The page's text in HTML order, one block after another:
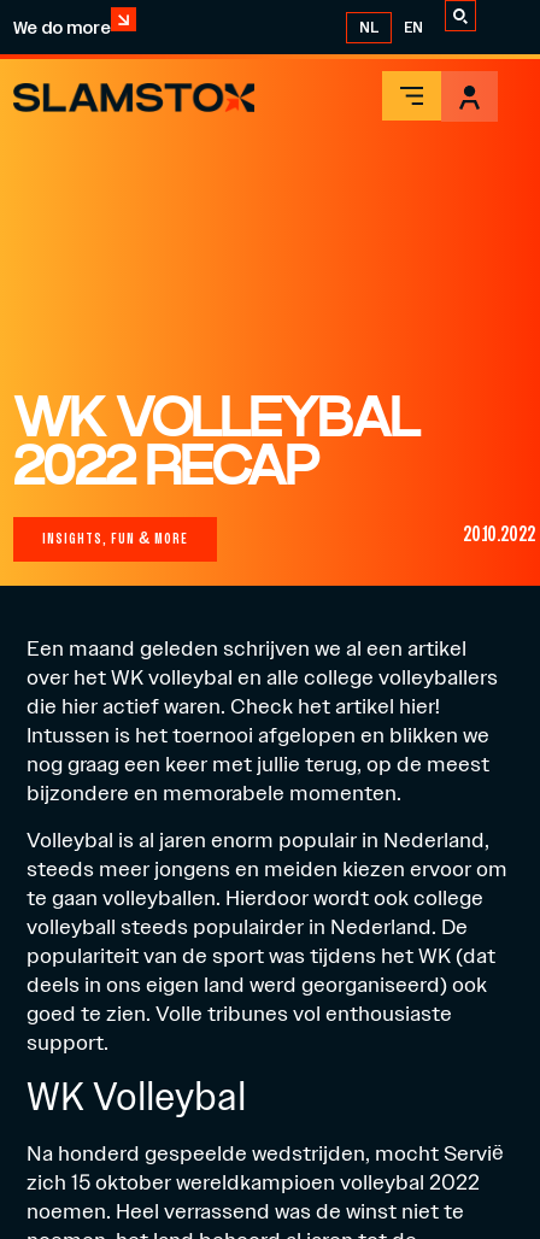
We do more NL EN
WK VOLLEYBAL
2022 RECAP
INSIGHTS, FUN & MORE 20.10.2022
Een maand geleden schrijven we al een artikel
over het WK volleybal en alle college volleyballers
die hier actief waren. Check het artikel hier!
Intussen is het toernooi afgelopen en blikken we
nog graag een keer met jullie terug, op de meest
bijzondere en memorabele momenten.
Volleybal is al jaren enorm populair in Nederland,
steeds meer jongens en meiden kiezen ervoor om
te gaan volleyballen. Hierdoor wordt ook college
volleyball steeds populairder in Nederland. De
populariteit van de sport was tijdens het WK (dat
deels in ons eigen land werd georganiseerd) ook
goed te zien. Volle tribunes vol enthousiaste
support.
WK Volleybal
Na honderd gespeelde wedstrijden, mocht Servië
zich 15 oktober wereldkampioen volleybal 2022
noemen. Heel verrassend was de winst niet te